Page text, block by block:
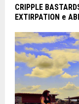
CRIPPLE
EXTIRPATION e